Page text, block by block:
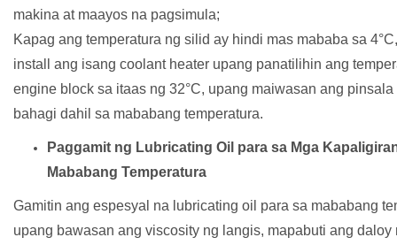
makina at maayos na pagsimula;
Kapag ang temperatura ng silid ay hindi mas mababa sa
install ang isang coolant heater upang panatilihin ang
engine block sa itaas ng 32°C, upang maiwasan ang pinsala
bahagi dahil sa mababang temperatura.
Paggamit ng Lubricating Oil para sa Mga
Mababang Temperatura
Gamitin ang espesyal na lubricating oil para sa mababang
upang bawasan ang viscosity ng langis, mapabuti ang daloy